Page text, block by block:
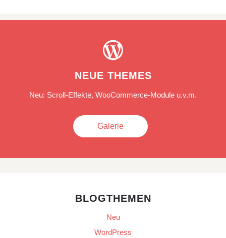

NEUE THEMES
Neu: Scroll-Effekte, WooCommerce-Module u.v.m.
Galerie
BLOGTHEMEN
Neu
WordPress